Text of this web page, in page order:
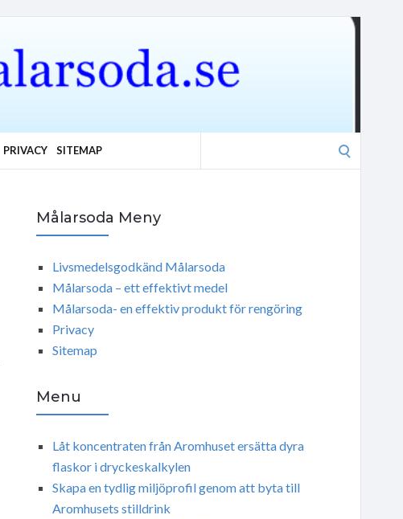
PRIVACY SITEMAP
Målarsoda Meny
Livsmedelsgodkänd Målarsoda
Målarsoda – ett effektivt medel
Målarsoda- en effektiv produkt för rengöring
Privacy
Sitemap
Menu
Låt koncentraten från Aromhuset ersätta dyra
flaskor i dryckeskalkylen
Skapa en tydlig miljöprofil genom att byta till
Aromhusets stilldrink